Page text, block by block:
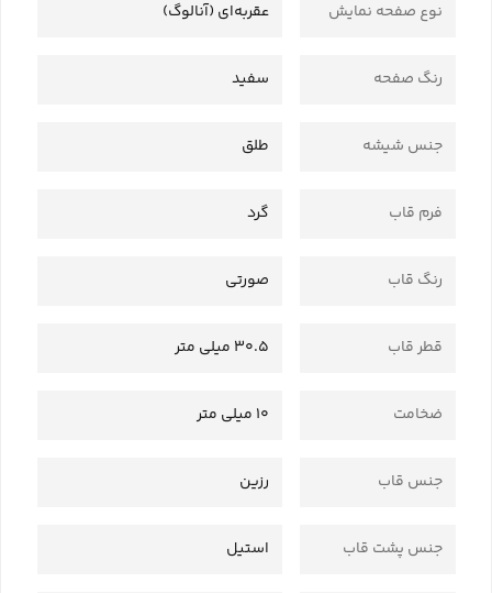
نوع صفحه نمایش عقربه‌ای (آنالوگ)
رنگ صفحه سفید
جنس شیشه طلق
فرم قاب گرد
رنگ قاب صورتی
قطر قاب 30.5 میلی متر
ضخامت 10 میلی متر
جنس قاب رزین
جنس پشت قاب استیل